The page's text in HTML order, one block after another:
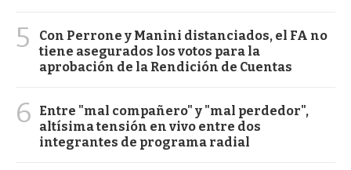
5
Con Perrone y Manini distanciados, el FA no
tiene asegurados los votos para la
aprobación de la Rendición de Cuentas
6
Entre "mal compañero" y "mal perdedor",
altísima tensión en vivo entre dos
integrantes de programa radial